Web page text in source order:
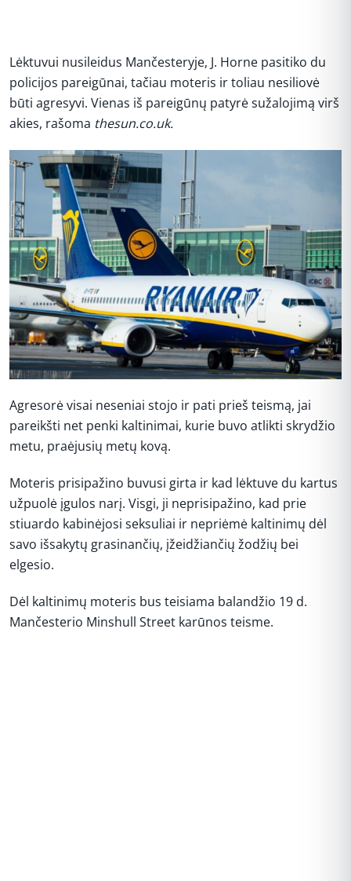
Lėktuvui nusileidus Mančesteryje, J. Horne pasitiko du
policijos pareigūnai, tačiau moteris ir toliau nesiliovė
būti agresyvi. Vienas iš pareigūnų patyrė sužalojimą virš
akies, rašoma thesun.co.uk.
Agresorė visai neseniai stojo ir pati prieš teismą, jai
pareikšti net penki kaltinimai, kurie buvo atlikti skrydžio
metu, praėjusių metų kovą.
Moteris prisipažino buvusi girta ir kad lėktuve du kartus
užpuolė įgulos narį. Visgi, ji neprisipažino, kad prie
stiuardo kabinėjosi seksuliai ir nepriėmė kaltinimų dėl
savo išsakytų grasinančių, įžeidžiančių žodžių bei
elgesio.
Dėl kaltinimų moteris bus teisiama balandžio 19 d.
Mančesterio Minshull Street karūnos teisme.